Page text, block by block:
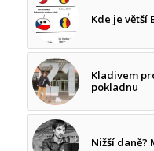
Kde je větší
Kladivem
pokladnu
Nižší daně?